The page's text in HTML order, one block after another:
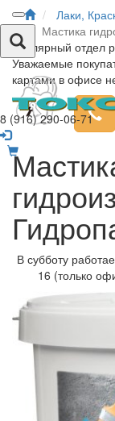
8 (916) 290-06-71
Лаки,
Мастика
Столярный отдел
Уважаемые
картами в офисе
В субботу
16 (только